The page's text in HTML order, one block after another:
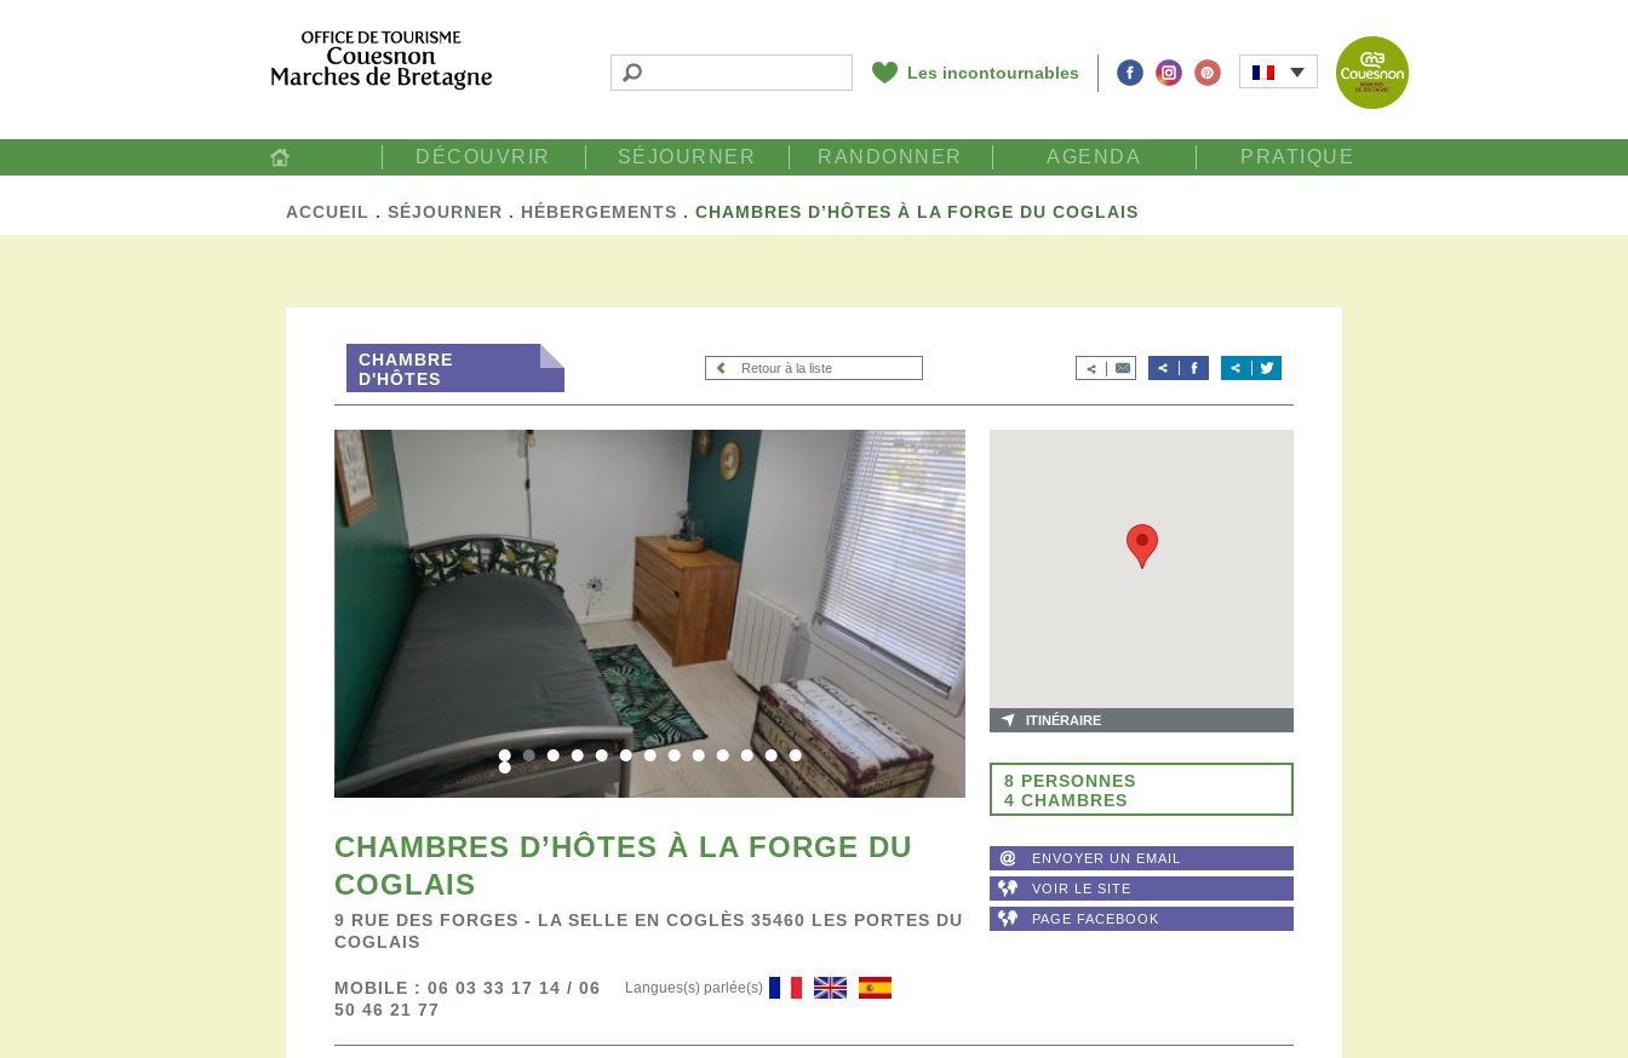
Les incontournables
DÉCOUVRIR SÉJOURNER RANDONNER AGENDA PRATIQUE
ACCUEIL .SÉJOURNER . HÉBERGEMENTS .CHAMBRES D’HÔTES À LA FORGE DU COGLAIS
CHAMBRE
D'HÔTES
Retour à la liste
CHAMBRES D’HÔTES À LA FORGE DU
COGLAIS
9 RUE DES FORGES - LA SELLE EN COGLÈS 35460 LES PORTES DU
COGLAIS
MOBILE : 06 03 33 17 14 / 06
50 46 21 77
Langues(s) parlée(s)
ITINÉRAIRE
8 PERSONNES
4 CHAMBRES
ENVOYER UN EMAIL
VOIR LE SITE
PAGE FACEBOOK